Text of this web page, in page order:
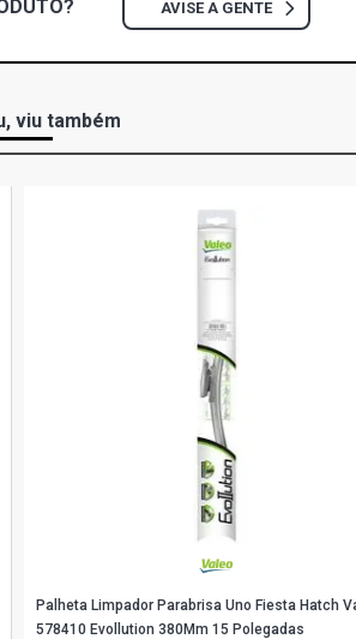
AVISE A GENTE
viu também
Palheta Limpador Parabrisa Uno Fiesta Hatch
578410 Evollution 380Mm 15 Polegadas